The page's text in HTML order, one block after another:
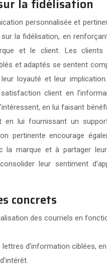
la fidélisation
personnalisée et
la fidélisation, en
et le client. Les clients
et adaptés se sentent
loyauté et leur
client en
en lui faisant
en lui fournissant un
pertinente encourage
la marque et à partager
leur sentiment
concrets
des courriels en
lettres d’information ciblées,